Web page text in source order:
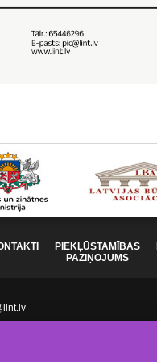
PIEKĻŪSTAMĪBAS
PAZIŅOJUMS